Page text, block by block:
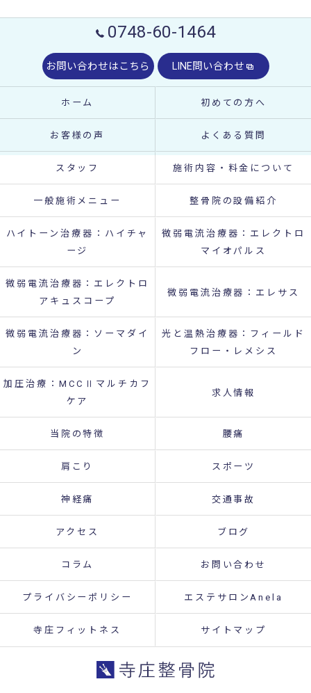
0748-60-1464
お問い合わせはこちら LINE問い合わせ
ホーム 初めての方へ
お客様の声 よくある質問
スタッフ 施術内容・料金について
一般施術メニュー 整骨院の設備紹介
ハイトーン治療器：ハイチャ
ージ
微弱電流治療器：エレクトロ
マイオパルス
微弱電流治療器：エレクトロ
アキュスコープ
微弱電流治療器：エレサス
微弱電流治療器：ソーマダイ
ン
光と温熱治療器：フィールド
フロー・レメシス
加圧治療：MCCⅡマルチカフ
ケア
求人情報
当院の特徴 腰痛
肩こり スポーツ
神経痛 交通事故
アクセス ブログ
コラム お問い合わせ
プライバシーポリシー エステサロンAnela
寺庄フィットネス サイトマップ